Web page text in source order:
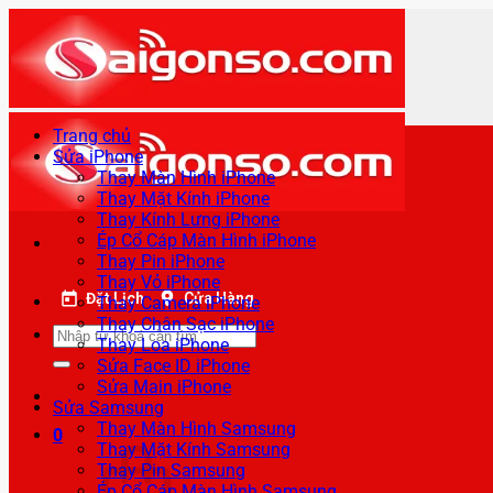
qua
nội
dung
Đặt Lịch Cửa Hàng
Tìm
kiếm:
0
Trang chủ
Sửa iPhone
Thay Màn Hình iPhone
Thay Mặt Kính iPhone
Thay Kính Lưng iPhone
Ép Cổ Cáp Màn Hình iPhone
Thay Pin iPhone
Thay Vỏ iPhone
Thay Camera iPhone
Thay Chân Sạc iPhone
Thay Loa iPhone
Sửa Face ID iPhone
Sửa Main iPhone
Sửa Samsung
Thay Màn Hình Samsung
Thay Mặt Kính Samsung
Thay Pin Samsung